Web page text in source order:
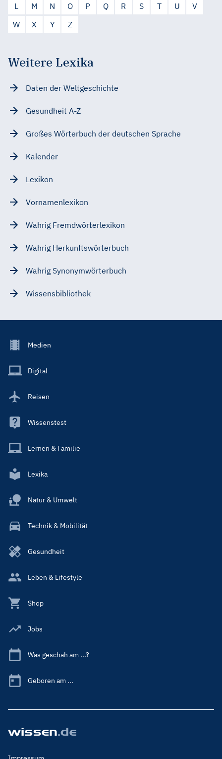
L
M N O P Q R S T U
V
W
X Y Z
Weitere Lexika
Daten der Weltgeschichte
Gesundheit A-Z
Großes Wörterbuch der deutschen Sprache
Kalender
Lexikon
Vornamenlexikon
Wahrig Fremdwörterlexikon
Wahrig Herkunftswörterbuch
Wahrig Synonymwörterbuch
Wissensbibliothek
Footer
Main
Medien
Digital
Reisen
Wissenstest
Lernen & Familie
Lexika
Natur & Umwelt
Technik & Mobilität
Gesundheit
Leben & Lifestyle
Shop
Jobs
Was geschah am ...?
Geboren am ...